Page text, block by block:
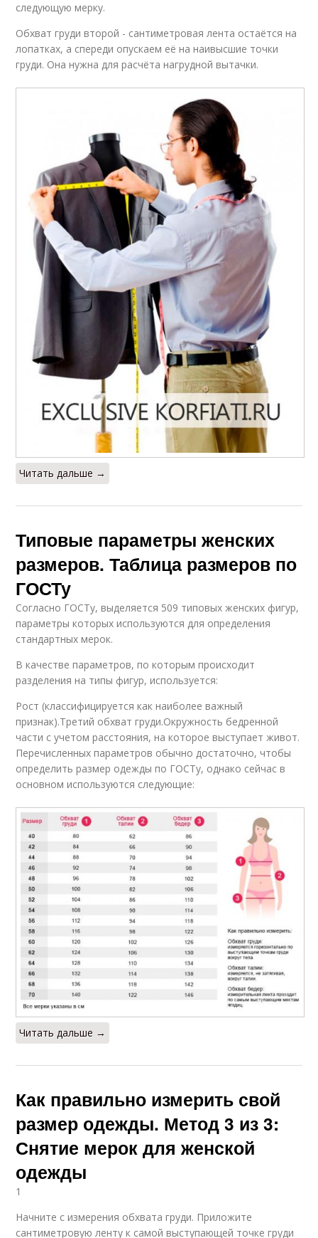
следующую мерку.
Обхват груди второй - сантиметровая лента остаётся на
лопатках, а спереди опускаем её на наивысшие точки
груди. Она нужна для расчёта нагрудной вытачки.
Читать дальше →
Типовые параметры женских
размеров. Таблица размеров по
ГОСТу
Согласно ГОСТу, выделяется 509 типовых женских фигур,
параметры которых используются для определения
стандартных мерок.
В качестве параметров, по которым происходит
разделения на типы фигур, используется:
Рост (классифицируется как наиболее важный
признак).Третий обхват груди.Окружность бедренной
части с учетом расстояния, на которое выступает живот.
Перечисленных параметров обычно достаточно, чтобы
определить размер одежды по ГОСТу, однако сейчас в
основном используются следующие:
Читать дальше →
Как правильно измерить свой
размер одежды. Метод 3 из 3:
Снятие мерок для женской
одежды
1
Начните с измерения обхвата груди. Приложите
сантиметровую ленту к самой выступающей точке груди